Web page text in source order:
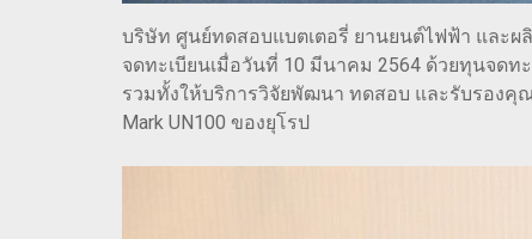
บริษัท ศูนย์ทดสอบแบตเตอรี่ ยานยนต์ไฟฟ้า และผ
จดทะเบียนเมื่อวันที่ 10 มีนาคม 2564 ด้วยทุนจด
รวมทั้งให้บริการวิจัยพัฒนา ทดสอบ และรับรองคุ
Mark UN100 ของยุโรป